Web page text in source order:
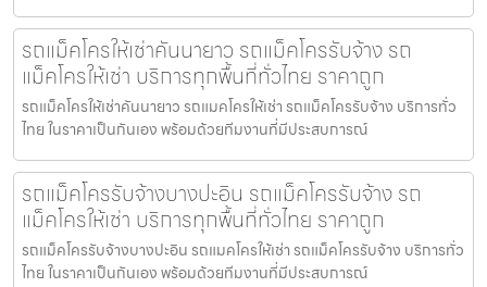
รถแม็คโครให้เช่าคันนายาว รถแม็คโครรับจ้าง รถ
แม็คโครให้เช่า บริการทุกพื้นที่ทั่วไทย ราคาถูก
รถแม็คโครให้เช่าคันนายาว รถแมคโครให้เช่า รถแม็คโครรับจ้าง บริการทั่ว
ไทย ในราคาเป็นกันเอง พร้อมด้วยทีมงานที่มีประสบการณ์
รถแม็คโครรับจ้างบางปะอิน รถแม็คโครรับจ้าง รถ
แม็คโครให้เช่า บริการทุกพื้นที่ทั่วไทย ราคาถูก
รถแม็คโครรับจ้างบางปะอิน รถแมคโครให้เช่า รถแม็คโครรับจ้าง บริการทั่ว
ไทย ในราคาเป็นกันเอง พร้อมด้วยทีมงานที่มีประสบการณ์